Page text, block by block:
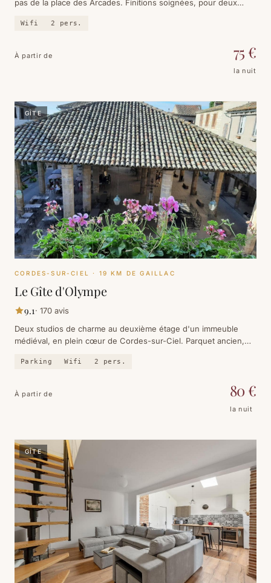
pas de la place des Arcades. Finitions soignées, pour deux
Wifi 2 pers.
À partir de 75 €
la nuit
GÎTE
CORDES-SUR-CIEL · 19 KM DE GAILLAC
Le Gîte d'Olympe
9.1· 170 avis
Deux studios de charme au deuxième étage d'un immeuble
médiéval, en plein cœur de Cordes-sur-Ciel. Parquet ancien,
Parking Wifi 2 pers.
À partir de 80 €
la nuit
GÎTE